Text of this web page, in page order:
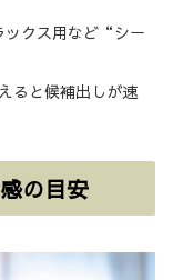
ックス用など“シー
ると候補出しが速
の目安